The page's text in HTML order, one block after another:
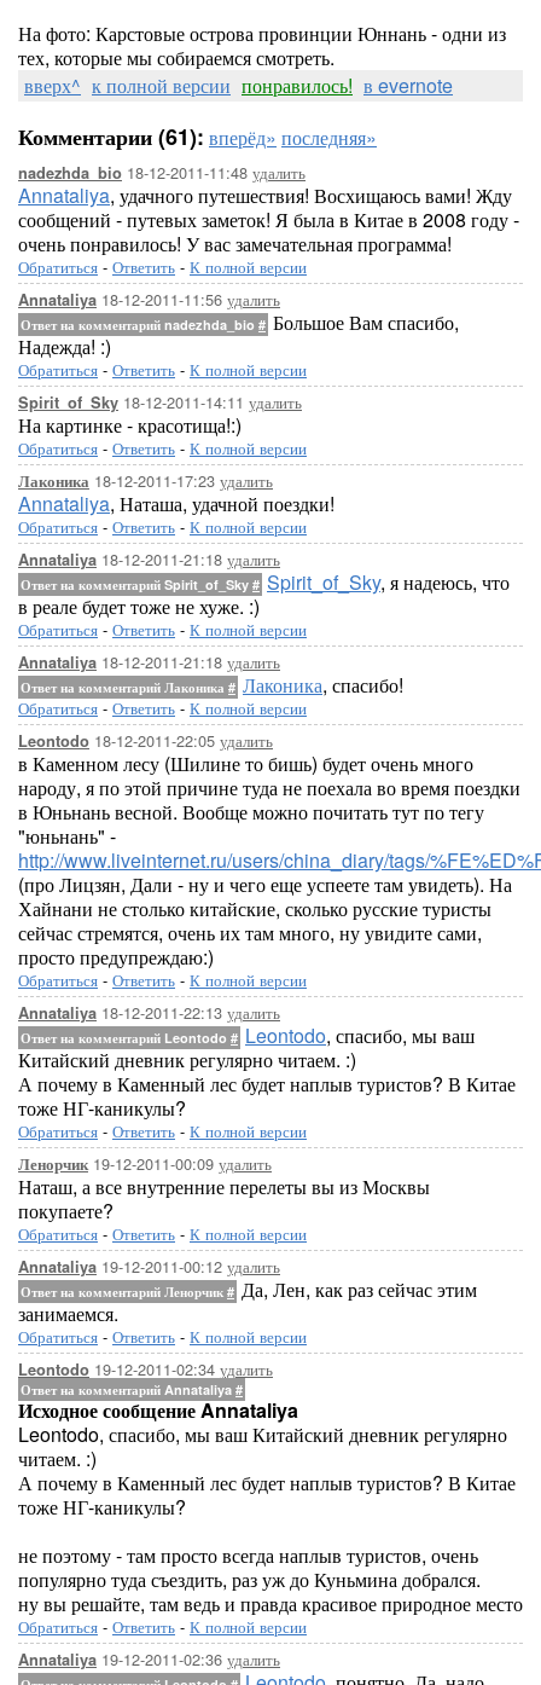
На фото: Карстовые острова провинции Юннань - одни из
тех, которые мы собираемся смотреть.
вверх^ к полной версии понравилось! в evernote
Комментарии (61): вперёд» последняя»
nadezhda_bio 18-12-2011-11:48 удалить
Annataliya, удачного путешествия! Восхищаюсь вами! Жду
сообщений - путевых заметок! Я была в Китае в 2008 году -
очень понравилось! У вас замечательная программа!
Обратиться - Ответить - К полной версии
Annataliya 18-12-2011-11:56 удалить
Ответ на комментарий nadezhda_bio # Большое Вам спасибо,
Надежда! :)
Обратиться - Ответить - К полной версии
Spirit_of_Sky 18-12-2011-14:11 удалить
На картинке - красотища!:)
Обратиться - Ответить - К полной версии
Лаконика 18-12-2011-17:23 удалить
Annataliya, Наташа, удачной поездки!
Обратиться - Ответить - К полной версии
Annataliya 18-12-2011-21:18 удалить
Ответ на комментарий Spirit_of_Sky # Spirit_of_Sky, я надеюсь, что
в реале будет тоже не хуже. :)
Обратиться - Ответить - К полной версии
Annataliya 18-12-2011-21:18 удалить
Ответ на комментарий Лаконика # Лаконика, спасибо!
Обратиться - Ответить - К полной версии
Leontodo 18-12-2011-22:05 удалить
в Каменном лесу (Шилине то бишь) будет очень много
народу, я по этой причине туда не поехала во время поездки
в Юньнань весной. Вообще можно почитать тут по тегу
"юньнань" -
http://www.liveinternet.ru/users/china_diary/tags/
(про Лицзян, Дали - ну и чего еще успеете там увидеть). На
Хайнани не столько китайские, сколько русские туристы
сейчас стремятся, очень их там много, ну увидите сами,
просто предупреждаю:)
Обратиться - Ответить - К полной версии
Annataliya 18-12-2011-22:13 удалить
Ответ на комментарий Leontodo # Leontodo, спасибо, мы ваш
Китайский дневник регулярно читаем. :)
А почему в Каменный лес будет наплыв туристов? В Китае
тоже НГ-каникулы?
Обратиться - Ответить - К полной версии
Ленорчик19-12-2011-00:09 удалить
Наташ, а все внутренние перелеты вы из Москвы
покупаете?
Обратиться - Ответить - К полной версии
Annataliya 19-12-2011-00:12 удалить
Ответ на комментарий Ленорчик # Да, Лен, как раз сейчас этим
занимаемся.
Обратиться - Ответить - К полной версии
Leontodo 19-12-2011-02:34 удалить
Ответ на комментарий Annataliya #
Исходное сообщение Annataliya
Leontodo, спасибо, мы ваш Китайский дневник регулярно
читаем. :)
А почему в Каменный лес будет наплыв туристов? В Китае
тоже НГ-каникулы?
не поэтому - там просто всегда наплыв туристов, очень
популярно туда съездить, раз уж до Куньмина добрался.
ну вы решайте, там ведь и правда красивое природное место
Обратиться - Ответить - К полной версии
Annataliya 19-12-2011-02:36 удалить